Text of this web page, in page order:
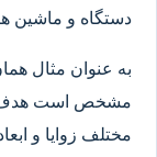
دستگاه و ماشین
به عنوان مثال
مشخص است هدف
مختلف زوایا و